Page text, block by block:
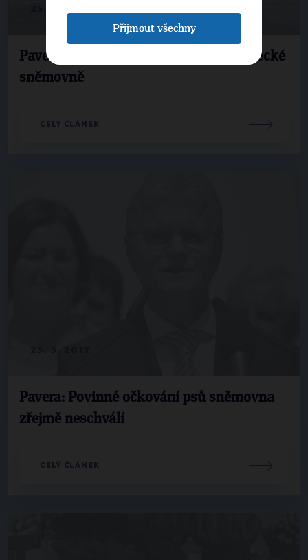
Pavera: Opavsko se představí v poslanecké
sněmovně
CELÝ ČLÁNEK
Pavera: Povinné očkování psů sněmovna
zřejmě neschválí
CELÝ ČLÁNEK
Přijmout všechny